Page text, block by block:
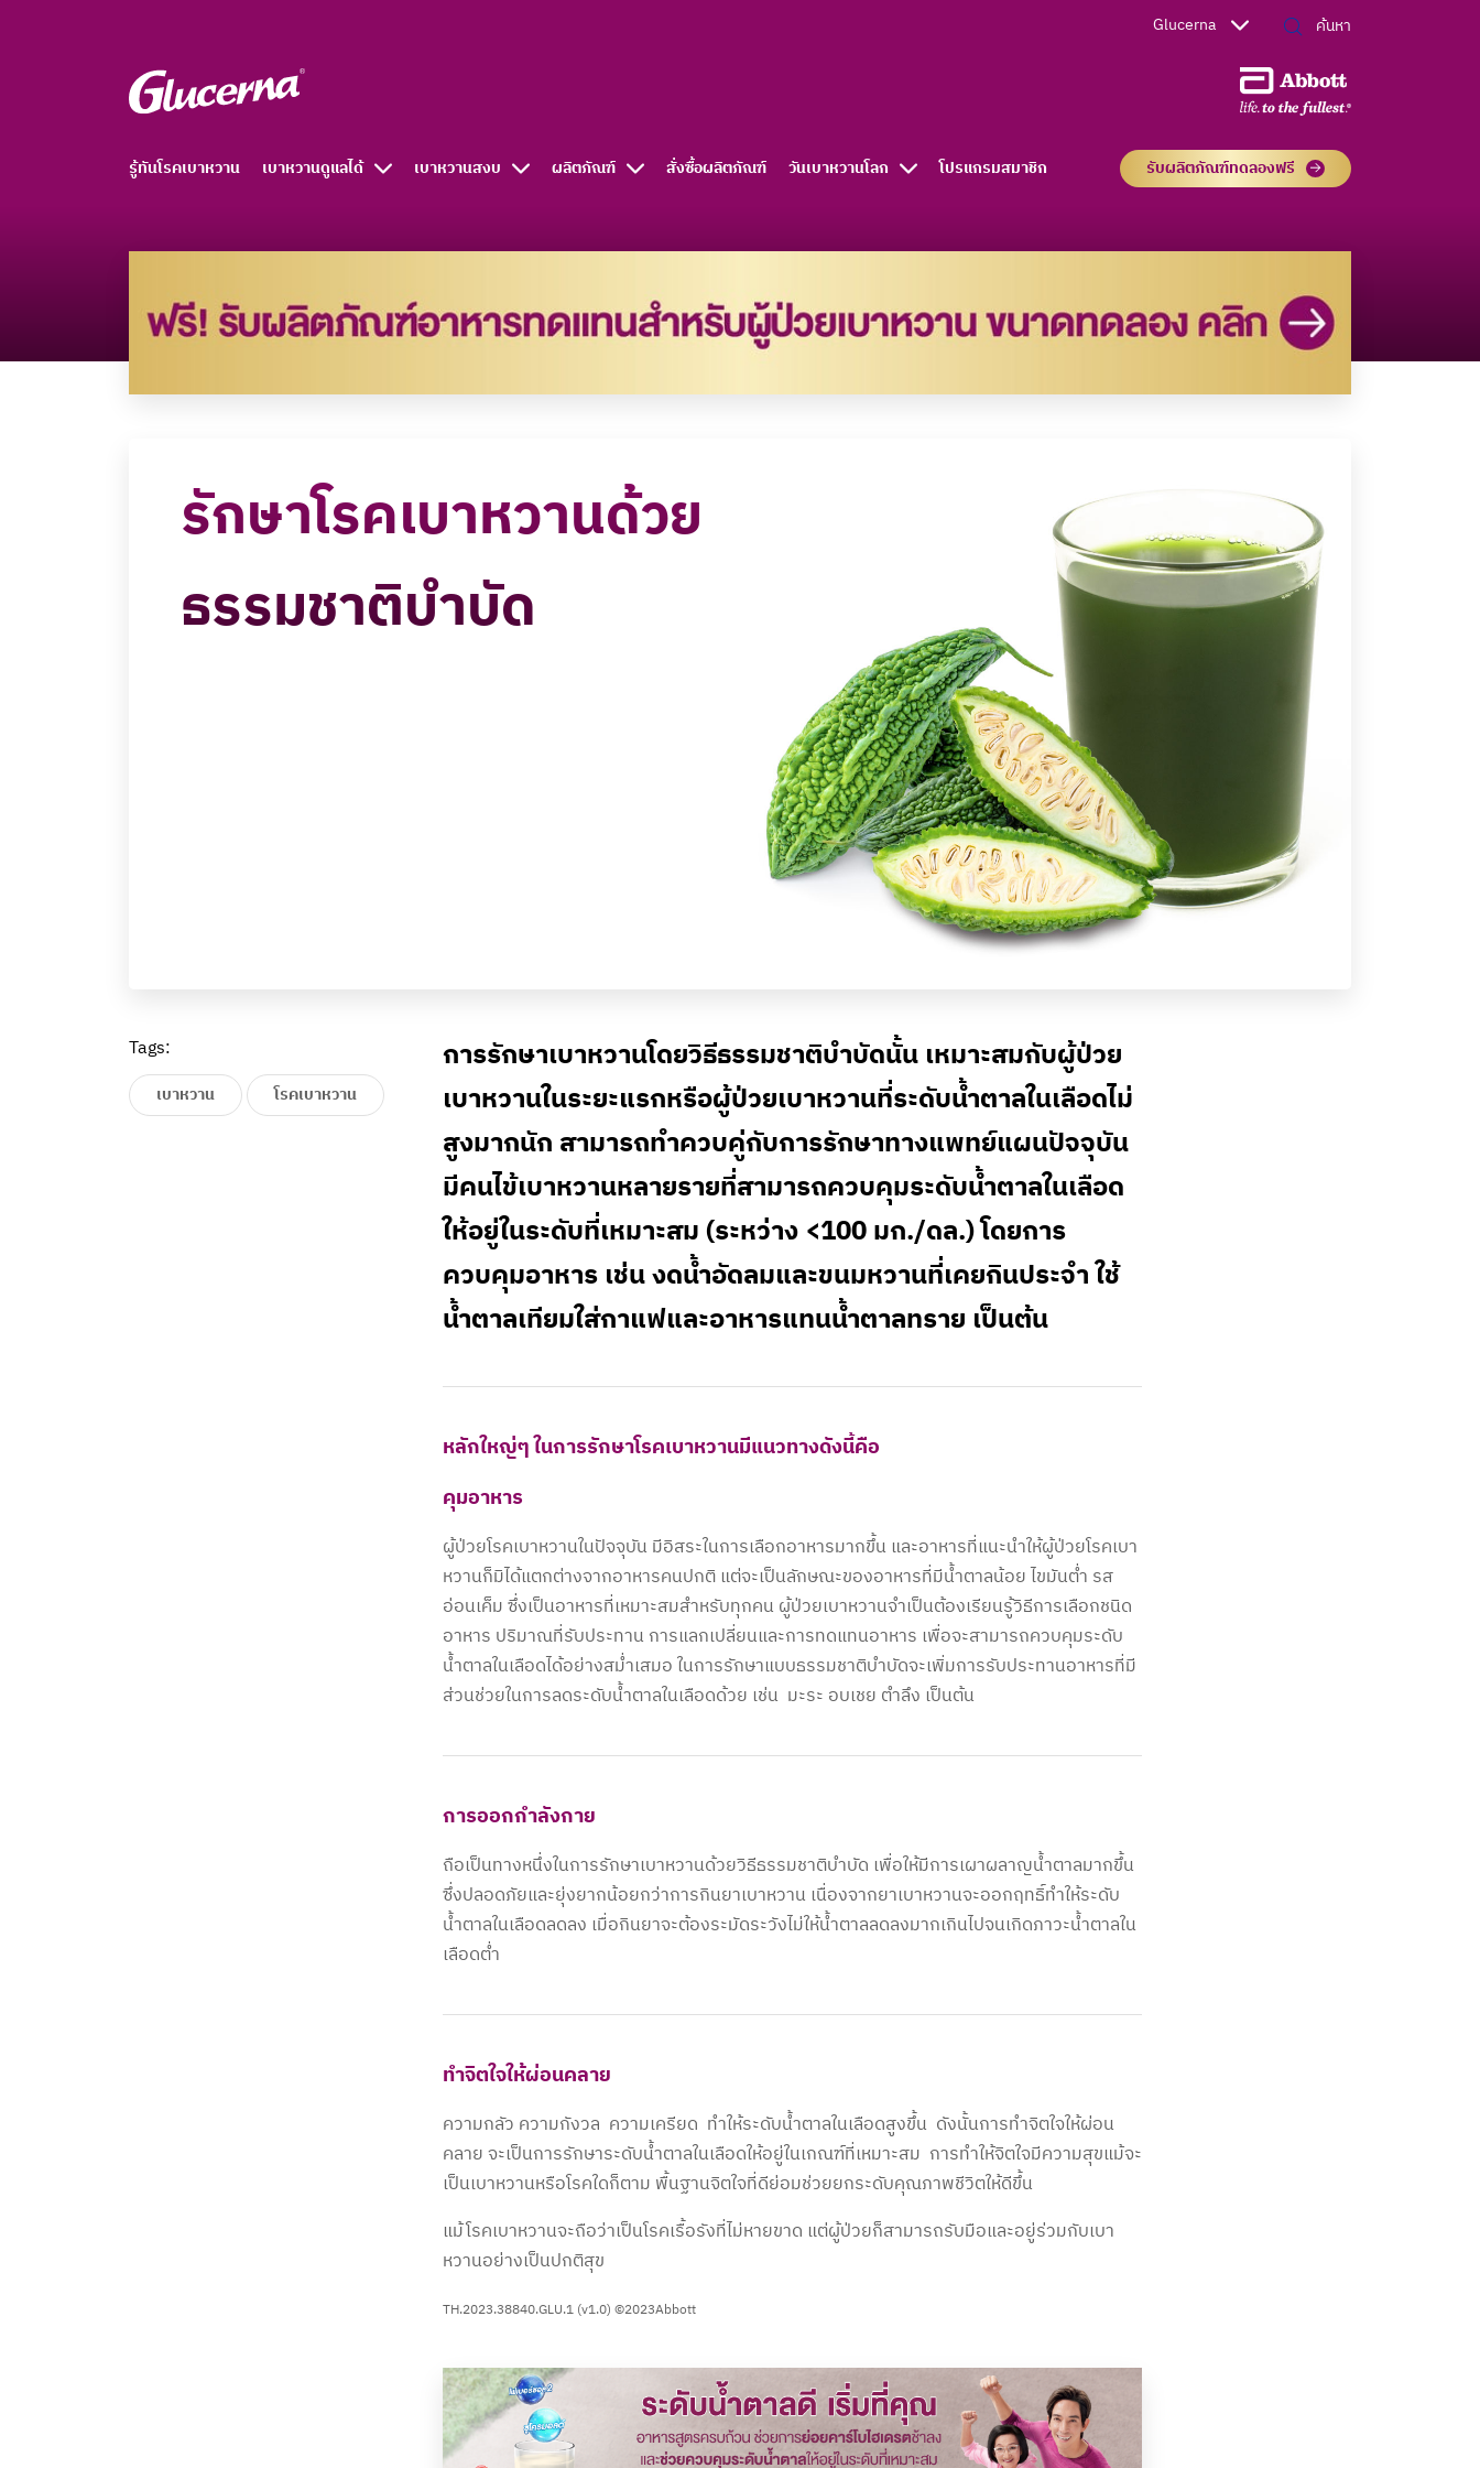
Glucerna
รู้ทันโรคเบาหวาน เบาหวานดูแลได้ เบาหวานสงบ ผลิตภัณฑ์ สั่งซื้อผลิตภัณฑ์​ วันเบาหวานโลก โปรแกรมสมาชิก รับผลิตภัณฑ์ทดลองฟรี
รักษาโรคเบาหวานด้วย
ธรรมชาติบำบัด
Tags:
เบาหวาน โรคเบาหวาน
การรักษาเบาหวานโดยวิธีธรรมชาติบำบัดนั้น เหมาะสมกับผู้ป่วย
เบาหวานในระยะแรกหรือผู้ป่วยเบาหวานที่ระดับน้ำตาลในเลือดไม่
สูงมากนัก สามารถทำควบคู่กับการรักษาทางแพทย์แผนปัจจุบัน
มีคนไข้เบาหวานหลายรายที่สามารถควบคุมระดับน้ำตาลในเลือด
ให้อยู่ในระดับที่เหมาะสม (ระหว่าง <100 มก./ดล.) โดยการ
ควบคุมอาหาร เช่น งดน้ำอัดลมและขนมหวานที่เคยกินประจำ ใช้
น้ำตาลเทียมใส่กาแฟและอาหารแทนน้ำตาลทราย เป็นต้น
หลักใหญ่ๆ ในการรักษาโรคเบาหวานมีแนวทางดังนี้คือ
คุมอาหาร
ผู้ป่วยโรคเบาหวานในปัจจุบัน มีอิสระในการเลือกอาหารมากขึ้น และอาหารที่แนะนำให้ผู้ป่วยโรคเบา
หวานก็มิได้แตกต่างจากอาหารคนปกติ แต่จะเป็นลักษณะของอาหารที่มีน้ำตาลน้อย ไขมันต่ำ รส
อ่อนเค็ม ซึ่งเป็นอาหารที่เหมาะสมสำหรับทุกคน ผู้ป่วยเบาหวานจำเป็นต้องเรียนรู้วิธีการเลือกชนิด
อาหาร ปริมาณที่รับประทาน การแลกเปลี่ยนและการทดแทนอาหาร เพื่อจะสามารถควบคุมระดับ
น้ำตาลในเลือดได้อย่างสม่ำเสมอ ในการรักษาแบบธรรมชาติบำบัดจะเพิ่มการรับประทานอาหารที่มี
ส่วนช่วยในการลดระดับน้ำตาลในเลือดด้วย เช่น มะระ อบเชย ตำลึง เป็นต้น
การออกกำลังกาย
ถือเป็นทางหนึ่งในการรักษาเบาหวานด้วยวิธีธรรมชาติบำบัด เพื่อให้มีการเผาผลาญน้ำตาลมากขึ้น
ซึ่งปลอดภัยและยุ่งยากน้อยกว่าการกินยาเบาหวาน เนื่องจากยาเบาหวานจะออกฤทธิ์ทำให้ระดับ
น้ำตาลในเลือดลดลง เมื่อกินยาจะต้องระมัดระวังไม่ให้น้ำตาลลดลงมากเกินไปจนเกิดภาวะน้ำตาลใน
เลือดต่ำ
ทำจิตใจให้ผ่อนคลาย
ความกลัว ความกังวล ความเครียด ทำให้ระดับน้ำตาลในเลือดสูงขึ้น ดังนั้นการทำจิตใจให้ผ่อน
คลาย จะเป็นการรักษาระดับน้ำตาลในเลือดให้อยู่ในเกณฑ์ที่เหมาะสม การทำให้จิตใจมีความสุขแม้จะ
เป็นเบาหวานหรือโรคใดก็ตาม พื้นฐานจิตใจที่ดีย่อมช่วยยกระดับคุณภาพชีวิตให้ดีขึ้น
แม้โรคเบาหวานจะถือว่าเป็นโรคเรื้อรังที่ไม่หายขาด แต่ผู้ป่วยก็สามารถรับมือและอยู่ร่วมกับเบา
หวานอย่างเป็นปกติสุข
TH.2023.38840.GLU.1 (v1.0) ©2023Abbott